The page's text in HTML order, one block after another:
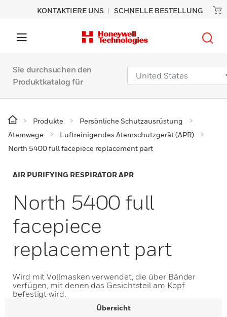
KONTAKTIERE UNS SCHNELLE BESTELLUNG
Sie durchsuchen den
Produktkatalog für
Produkte
Persönliche Schutzausrüstung
Atemwege
Luftreinigendes Atemschutzgerät (APR)
North 5400 full facepiece replacement part
AIR PURIFYING RESPIRATOR APR
North 5400 full
facepiece
replacement part
Wird mit Vollmasken verwendet, die über Bänder
verfügen, mit denen das Gesichtsteil am Kopf
befestigt wird.
Übersicht